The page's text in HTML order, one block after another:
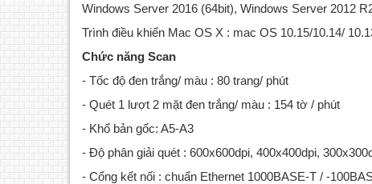
Windows Server 2016 (64bit), Windows Server 2012
Trình điều khiển Mac OS X : mac OS 10.15/10.14/
Chức năng Scan
- Tốc độ đen trắng/ màu : 80 trang/ phút
- Quét 1 lượt 2 mặt đen trắng/ màu : 154 tờ / phút
- Khổ bản gốc: A5-A3
- Độ phân giải quét : 600x600dpi, 400x400dpi,
- Cổng kết nối : chuẩn Ethernet 1000BASE-T / -